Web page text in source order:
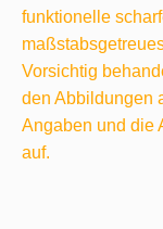
funktionelle
Vorsichtig
den Abbildungen
Angaben und die
auf.